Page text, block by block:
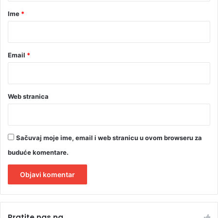
rIme *
Email *
Web stranica
Sačuvaj moje ime, email i web stranicu u ovom browseru za
buduće komentare.